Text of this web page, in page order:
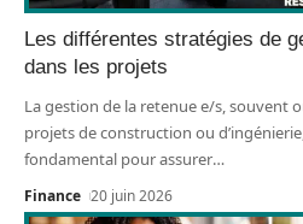
Les différentes stratégies de
dans les projets
La gestion de la retenue e/s, souvent
projets de construction ou
fondamental pour assurer…
Finance 20 juin 2026